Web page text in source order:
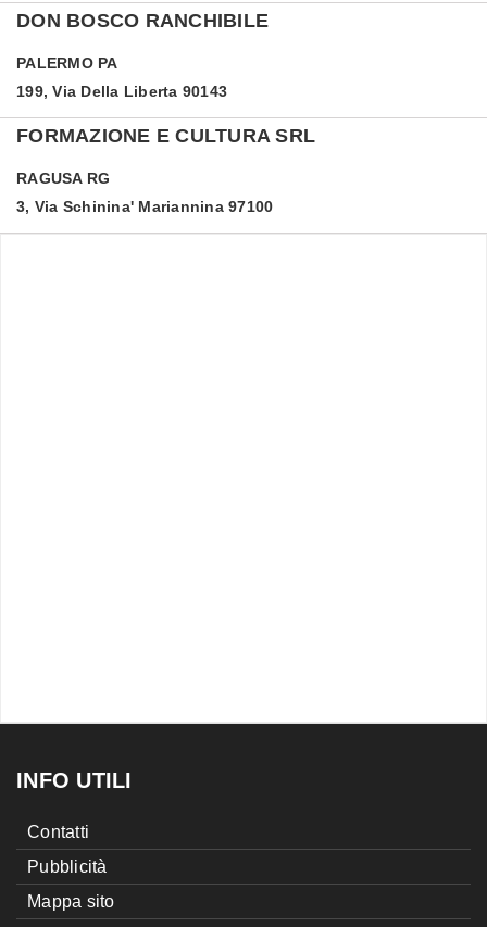
DON BOSCO RANCHIBILE
PALERMO PA
199, Via Della Liberta 90143
FORMAZIONE E CULTURA SRL
RAGUSA RG
3, Via Schinina' Mariannina 97100
INFO UTILI
Contatti
Pubblicità
Mappa sito